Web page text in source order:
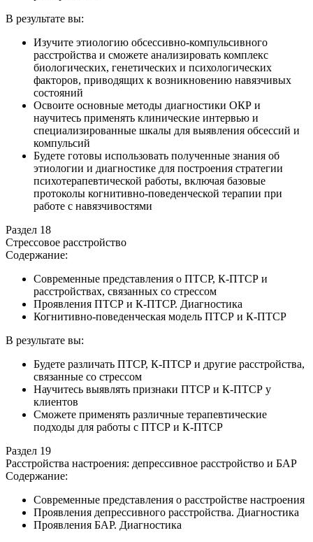
В результате вы:
Изучите этиологию обсессивно-компульсивного
расстройства и сможете анализировать комплекс
биологических, генетических и психологических
факторов, приводящих к возникновению навязчивых
состояний
Освоите основные методы диагностики ОКР и
научитесь применять клинические интервью и
специализированные шкалы для выявления обсессий и
компульсий
Будете готовы использовать полученные знания об
этиологии и диагностике для построения стратегии
психотерапевтической работы, включая базовые
протоколы когнитивно-поведенческой терапии при
работе с навязчивостями
Раздел 18
Стрессовое расстройство
Содержание:
Современные представления о ПТСР, К-ПТСР и
расстройствах, связанных со стрессом
Проявления ПТСР и К-ПТСР. Диагностика
Когнитивно-поведенческая модель ПТСР и К-ПТСР
В результате вы:
Будете различать ПТСР, К-ПТСР и другие расстройства,
связанные со стрессом
Научитесь выявлять признаки ПТСР и К-ПТСР у
клиентов
Сможете применять различные терапевтические
подходы для работы с ПТСР и К-ПТСР
Раздел 19
Расстройства настроения: депрессивное расстройство и БАР
Содержание:
Современные представления о расстройстве настроения
Проявления депрессивного расстройства. Диагностика
Проявления БАР. Диагностика